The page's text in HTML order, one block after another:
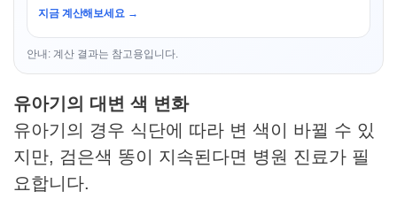
지금 계산해보세요 →
안내: 계산 결과는 참고용입니다.
유아기의 대변 색 변화
유아기의 경우 식단에 따라 변 색이 바뀔 수 있
지만, 검은색 똥이 지속된다면 병원 진료가 필
요합니다.